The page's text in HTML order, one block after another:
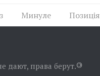
Минуле Позиція
дают, права берут.©